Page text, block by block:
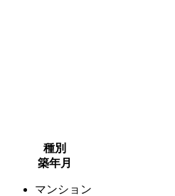
種別
築年月
マンション